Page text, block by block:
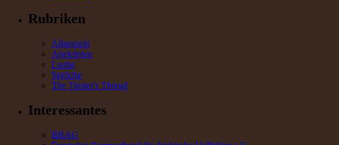
Rubriken
Allgemein
Anekdoten
Lustig
Sprüche
The Tipster's Thread
Interessantes
BBAG